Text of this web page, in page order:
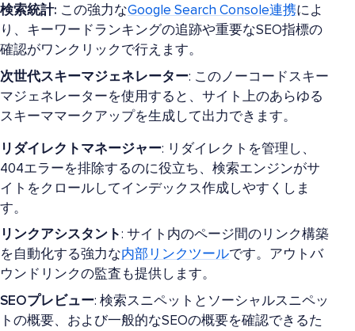
検索統計: この強力なGoogle Search Console連携によ
り、キーワードランキングの追跡や重要なSEO指標の
確認がワンクリックで行えます。
次世代スキーマジェネレーター: このノーコードスキー
マジェネレーターを使用すると、サイト上のあらゆる
スキーママークアップを生成して出力できます。
リダイレクトマネージャー: リダイレクトを管理し、
404エラーを排除するのに役立ち、検索エンジンがサ
イトをクロールしてインデックス作成しやすくしま
す。
リンクアシスタント: サイト内のページ間のリンク構築
を自動化する強力な内部リンクツールです。アウトバ
ウンドリンクの監査も提供します。
SEOプレビュー: 検索スニペットとソーシャルスニペッ
トの概要、および一般的なSEOの概要を確認できるた